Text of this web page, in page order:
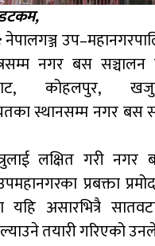
नेपालगञ्ज
नगर बस
कोहलपुर,
स्थानसम्म नगर बस
लक्षित गरी नगर
प्रबक्ता
यहि असारभित्रै
तयारी गरिएको